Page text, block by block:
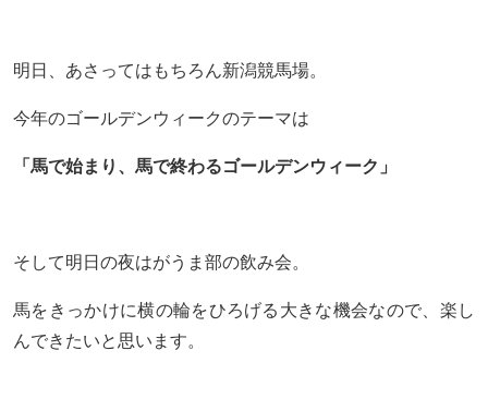
明日、あさってはもちろん新潟競馬場。
今年のゴールデンウィークのテーマは
「馬で始まり、馬で終わるゴールデンウィーク」
そして明日の夜はがうま部の飲み会。
馬をきっかけに横の輪をひろげる大きな機会なので、楽し
んできたいと思います。